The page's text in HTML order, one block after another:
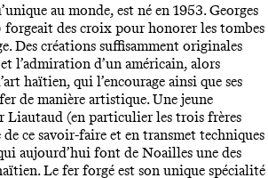
au monde, est né en 1953. Georges
forgeait des croix pour honorer les tombes
Des créations suffisamment originales
l’admiration d’un américain, alors
haïtien, qui l’encourage ainsi que ses
de manière artistique. Une jeune
Liautaud (en particulier les trois frères
de ce savoir-faire et en transmet techniques
aujourd’hui font de Noailles une des
Le fer forgé est son unique spécialité